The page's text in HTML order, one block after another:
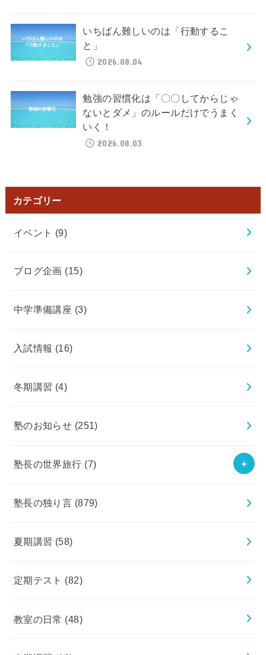
いちばん難しいのは「行動するこ
と」
2026.08.04
勉強の習慣化は「〇〇してからじゃ
ないとダメ」のルールだけでうまく
いく！
2026.08.03
カテゴリー
イベント (9)
ブログ企画 (15)
中学準備講座 (3)
入試情報 (16)
冬期講習 (4)
塾のお知らせ (251)
塾長の世界旅行 (7)
塾長の独り言 (879)
夏期講習 (58)
定期テスト (82)
教室の日常 (48)